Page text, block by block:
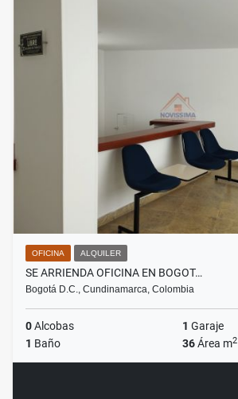
OFICINA ALQUILER
SE ARRIENDA OFICINA EN BOGOT…
Bogotá D.C., Cundinamarca, Colombia
0Alcobas 1 Garaje
1 Baño 36Área m2